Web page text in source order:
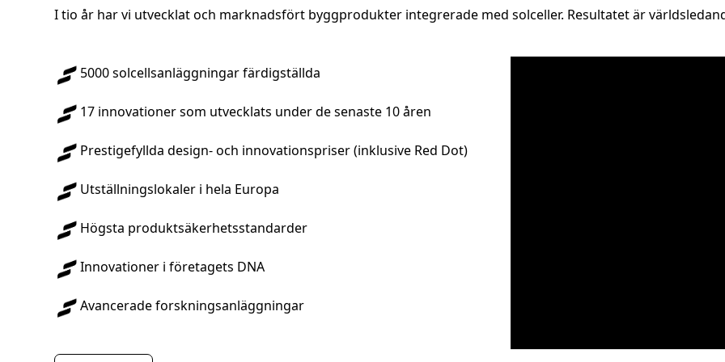
I tio år har vi utvecklat och marknadsfört byggprodukter integrerade med solceller. Resultatet är
5000 solcellsanläggningar färdigställda
17 innovationer som utvecklats under de senaste 10 åren
Prestigefyllda design- och innovationspriser (inklusive Red Dot)
Utställningslokaler i hela Europa
Högsta produktsäkerhetsstandarder
Innovationer i företagets DNA
Avancerade forskningsanläggningar